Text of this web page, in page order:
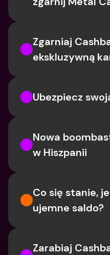
Zgarniaj
ekskluzywną
Ubezpiecz
Nowa
w Hiszpanii
Co się stanie,
ujemne saldo?
Zarabiaj